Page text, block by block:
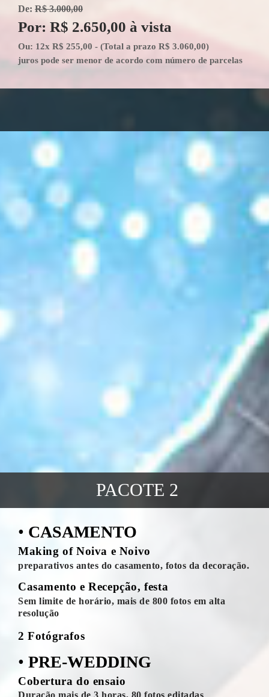
De: R$ 3.000,00
Por: R$ 2.650,00 à vista
Ou: 12x R$ 255,00 - (Total a prazo R$ 3.060,00)
juros pode ser menor de acordo com número de parcelas
PACOTE 2
• CASAMENTO
Making of Noiva e Noivo
preparativos antes do casamento, fotos da decoração.
Casamento e Recepção, festa
Sem limite de horário, mais de 800 fotos em alta
resolução
2 Fotógrafos
• PRE-WEDDING
Cobertura do ensaio